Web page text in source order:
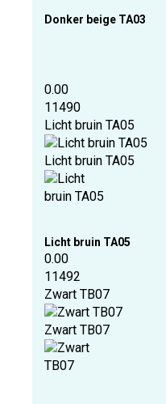
Donker beige TA03
0.00
11490
Licht bruin TA05
Licht bruin TA05
Licht bruin TA05
0.00
11492
Zwart TB07
Zwart TB07